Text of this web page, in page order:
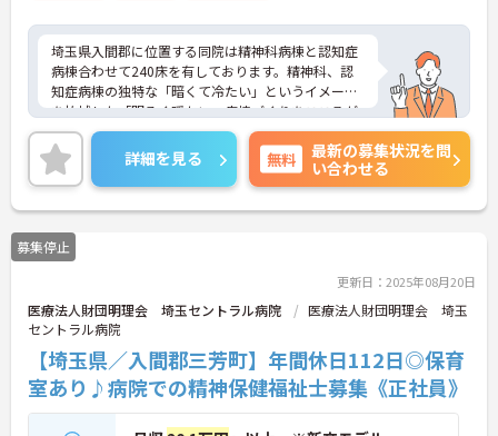
埼玉県入間郡に位置する同院は精神科病棟と認知症
病棟合わせて240床を有しております。精神科、認
知症病棟の独特な「暗くて冷たい」というイメージ
を払拭した「明るく暖かい」病棟づくりをこころが
けており、晴れた日には秩父連山が一望できます。
自然豊かな環境の中で、ゆとりをもった看護を提供
しております。日勤のみで残業も月5時間以下ですの
で、ご家庭をお持ちの方も安心して働くことができ
ます。ご興味ある方には、面接対策ポイントなど、
さらに詳細をお話しいたしますのでお気軽にご相談
ください。
詳細を見る 無料
最新の募集状況を問
い合わせる
募集停止
更新日：2025年08月20日
医療法人財団明理会 埼玉セントラル病院
医療法人財団明理会 埼玉
セントラル病院
【埼玉県／入間郡三芳町】年間休日112日◎保育
室あり♪病院での精神保健福祉士募集《正社員》